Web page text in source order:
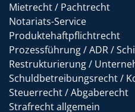
Mietrecht / Pachtrecht
Notariats-Service
Produktehaftpflichtrecht
Prozessführung / ADR /
Restrukturierung /
Schuldbetreibungsrecht /
Steuerrecht / Abgaberecht
Strafrecht allgemein